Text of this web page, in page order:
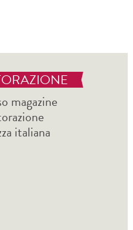
magazine
italiana